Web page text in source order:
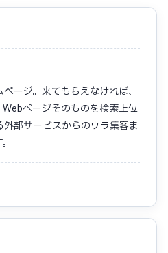
ージ。来てもらえなければ、
ページそのものを検索上位
部サービスからのウラ集客ま